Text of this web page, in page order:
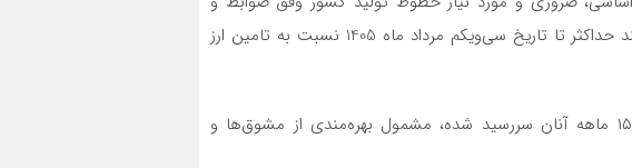
مقررات ابلاغی وزارت صنعت، معدن و تجارت کنند، می‌توانند حداکثر تا تاریخ سی‌ویکم مرداد ماه 1405 نسبت به تامین ارز
ایفای تعهد ارزی پروانه‌های صادراتی که مهلت ۱۵ ماهه آنان سررسید شده، مشمول بهره‌مندی از مشوق‌ها و